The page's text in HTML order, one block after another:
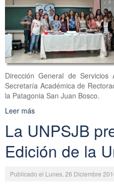
Dirección General de Servicios
Secretaría Académica de
la Patagonia San Juan Bosco.
Leer más
La UNPSJB
Edición de la
Publicado el Lunes, 26 Diciembre